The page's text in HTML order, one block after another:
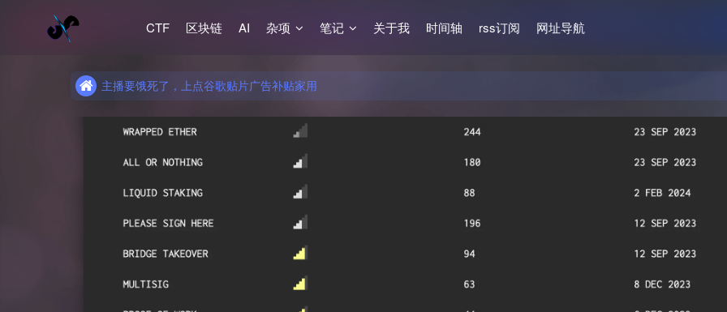
CTF 区块链 AI 杂项 笔记 关于我 时间轴 rss订阅 网址导航
主播要饿死了，上点谷歌贴片广告补贴家用
主播要饿死了，上点谷歌贴片广告补贴家用